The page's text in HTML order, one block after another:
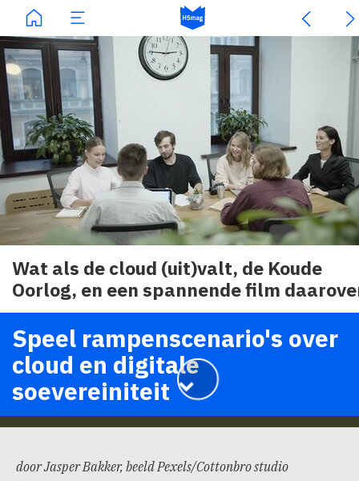
Wat als de cloud (uit)valt, de Koude
Oorlog, en een spannende film
Speel rampenscenario's over
cloud en digitale
soevereiniteit
door Jasper Bakker, beeld Pexels/Cottonbro studio